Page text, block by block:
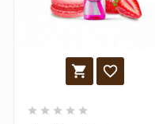
 
    